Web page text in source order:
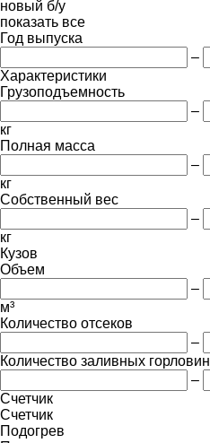
новый б/у
показать все
Год выпуска
–
Характеристики
Грузоподъемность
–
кг
Полная масса
–
кг
Собственный вес
–
кг
Кузов
Объем
–
м³
Количество отсеков
–
Количество заливных горловин
–
Счетчик
Счетчик
Подогрев